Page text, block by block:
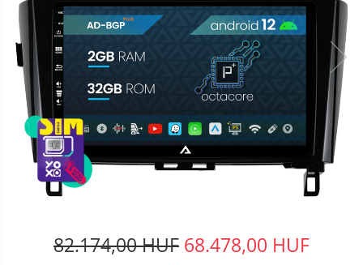
82.174,00 HUF 68.478,00 HUF